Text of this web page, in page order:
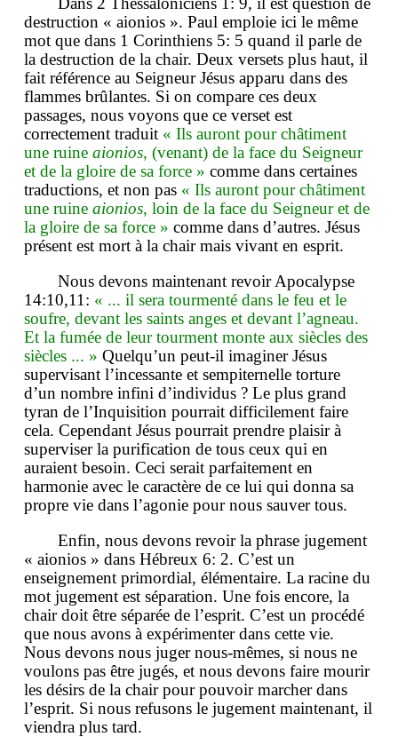
destruction « aionios ». Paul emploie ici le même
mot que dans 1 Corinthiens 5: 5 quand il parle de
la destruction de la chair. Deux versets plus haut, il
fait référence au Seigneur Jésus apparu dans des
flammes brûlantes. Si on compare ces deux
passages, nous voyons que ce verset est
correctement traduit « Ils auront pour châtiment
une ruine aionios, (venant) de la face du Seigneur
et de la gloire de sa force » comme dans certaines
traductions, et non pas « Ils auront pour châtiment
une ruine aionios, loin de la face du Seigneur et de
la gloire de sa force » comme dans d’autres. Jésus
présent est mort à la chair mais vivant en esprit.
Nous devons maintenant revoir Apocalypse
14:10,11: « ... il sera tourmenté dans le feu et le
soufre, devant les saints anges et devant l’agneau.
Et la fumée de leur tourment monte aux siècles des
siècles ... » Quelqu’un peut-il imaginer Jésus
supervisant l’incessante et sempiternelle torture
d’un nombre infini d’individus ? Le plus grand
tyran de l’Inquisition pourrait difficilement faire
cela. Cependant Jésus pourrait prendre plaisir à
superviser la purification de tous ceux qui en
auraient besoin. Ceci serait parfaitement en
harmonie avec le caractère de ce lui qui donna sa
propre vie dans l’agonie pour nous sauver tous.
Enfin, nous devons revoir la phrase jugement
« aionios » dans Hébreux 6: 2. C’est un
enseignement primordial, élémentaire. La racine du
mot jugement est séparation. Une fois encore, la
chair doit être séparée de l’esprit. C’est un procédé
que nous avons à expérimenter dans cette vie.
Nous devons nous juger nous-mêmes, si nous ne
voulons pas être jugés, et nous devons faire mourir
les désirs de la chair pour pouvoir marcher dans
l’esprit. Si nous refusons le jugement maintenant, il
viendra plus tard.